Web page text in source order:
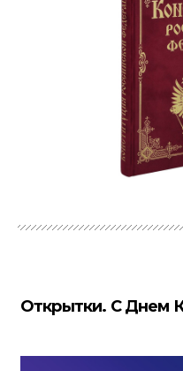
Открытки. С Днем